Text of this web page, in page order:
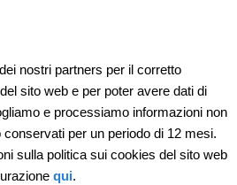
nostri partners per il corretto
sito web e per poter avere dati di
e processiamo informazioni non
per un periodo di 12 mesi.
sulla politica sui cookies del sito web
qui.